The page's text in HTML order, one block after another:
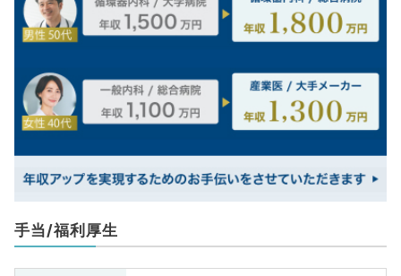
手当/福利厚生